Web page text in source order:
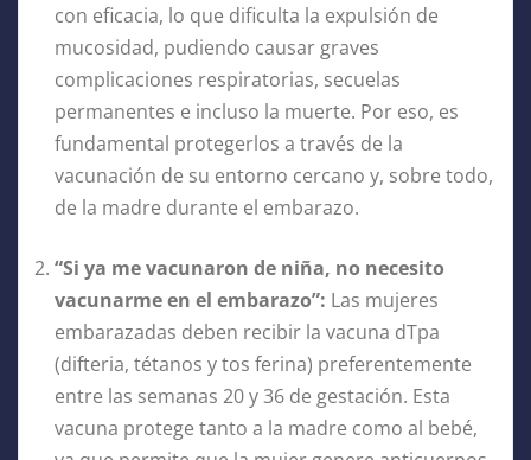
con eficacia, lo que dificulta la expulsión de
mucosidad, pudiendo causar graves
complicaciones respiratorias, secuelas
permanentes e incluso la muerte. Por eso, es
fundamental protegerlos a través de la
vacunación de su entorno cercano y, sobre todo,
de la madre durante el embarazo.
“Si ya me vacunaron de niña, no necesito
vacunarme en el embarazo”: Las mujeres
embarazadas deben recibir la vacuna dTpa
(difteria, tétanos y tos ferina) preferentemente
entre las semanas 20 y 36 de gestación. Esta
vacuna protege tanto a la madre como al bebé,